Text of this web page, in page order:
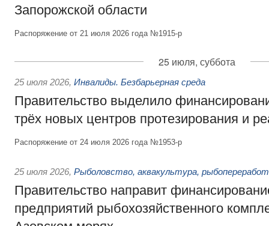
Запорожской области
Распоряжение от 21 июля 2026 года №1915-р
25 июля, суббота
25 июля 2026, Инвалиды. Безбарьерная среда
Правительство выделило
трёх новых центров протезирования и
Распоряжение от 24 июля 2026 года №1953-р
25 июля 2026, Рыболовство, аквакультура,
Правительство направит
предприятий рыбохозяйственного